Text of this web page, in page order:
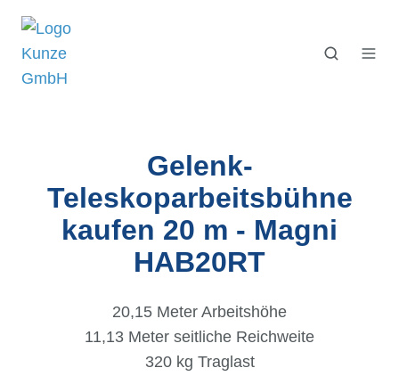
Gelenk-
Teleskoparbeitsbühne
kaufen 20 m - Magni
HAB20RT
20,15 Meter Arbeitshöhe
11,13 Meter seitliche Reichweite
320 kg Traglast